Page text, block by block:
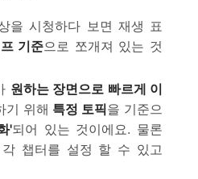
을 시청하다 보면 재생 표
기준으로 쪼개져 있는 것
원하는 장면으로 빠르게 이
기 위해 특정 토픽을 기준으
'되어 있는 것이에요. 물론
각 챕터를 설정 할 수 있고